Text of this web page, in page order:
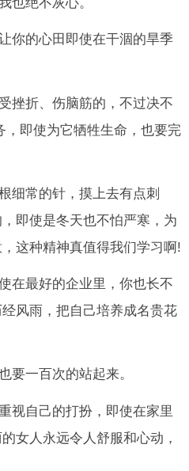
你的心田即使在干涸的旱季
挫折、伤脑筋的，不过决不
即使为它牺牲生命，也要完
细常的针，摸上去有点刺
即使是冬天也不怕严寒，为
这种精神真值得我们学习啊!
在最好的企业里，你也长不
风雨，把自己培养成名贵花
要一百次的站起来。
视自己的打扮，即使在家里
女人永远令人舒服和心动，